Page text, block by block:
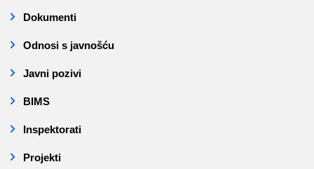
Dokumenti
Odnosi s javnošću
Javni pozivi
BIMS
Inspektorati
Projekti